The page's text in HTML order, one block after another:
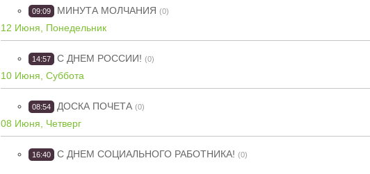
09:09 МИНУТА МОЛЧАНИЯ (0)
12 Июня, Понедельник
14:57 С ДНЕМ РОССИИ! (0)
10 Июня, Суббота
08:54 ДОСКА ПОЧЕТА (0)
08 Июня, Четверг
16:40 С ДНЕМ СОЦИАЛЬНОГО РАБОТНИКА! (0)